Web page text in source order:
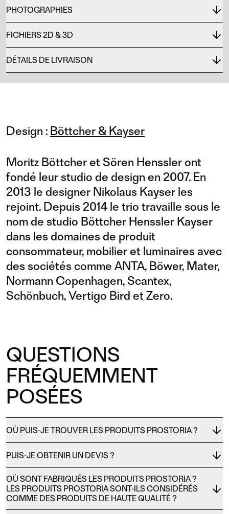
PHOTOGRAPHIES
FICHIERS 2D & 3D
DÉTAILS DE LIVRAISON
Design : Böttcher & Kayser
Moritz Böttcher et Sören Henssler ont
fondé leur studio de design en 2007. En
2013 le designer Nikolaus Kayser les
rejoint. Depuis 2014 le trio travaille sous le
nom de studio Böttcher Henssler Kayser
dans les domaines de produit
consommateur, mobilier et luminaires avec
des sociétés comme ANTA, Böwer, Mater,
Normann Copenhagen, Scantex,
Schönbuch, Vertigo Bird et Zero.
QUESTIONS
FRÉQUEMMENT
POSÉES
OÙ PUIS-JE TROUVER LES PRODUITS PROSTORIA ?
PUIS-JE OBTENIR UN DEVIS ?
OÙ SONT FABRIQUÉS LES PRODUITS PROSTORIA ?
LES PRODUITS PROSTORIA SONT-ILS CONSIDÉRÉS
COMME DES PRODUITS DE HAUTE QUALITÉ ?